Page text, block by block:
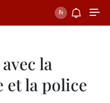
la
la police